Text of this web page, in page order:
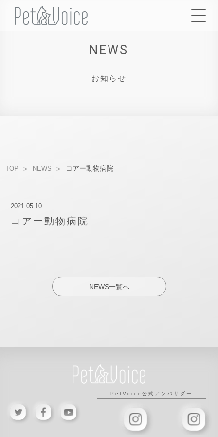
NEWS
お知らせ
TOP NEWS コアー動物病院
2021.05.10
コアー動物病院
NEWS一覧へ